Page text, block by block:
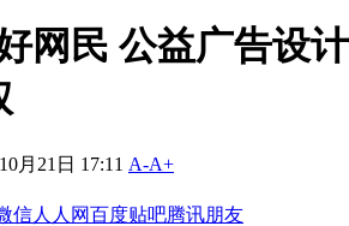
网民 公益广告设
月21日 17:11 A-A+
信人人网百度贴吧腾讯朋友